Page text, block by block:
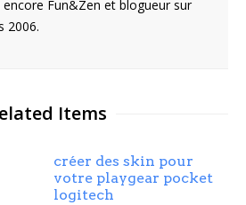
Fun&Zen et blogueur sur
2006.
Items
créer des skin pour
votre playgear pocket
logitech